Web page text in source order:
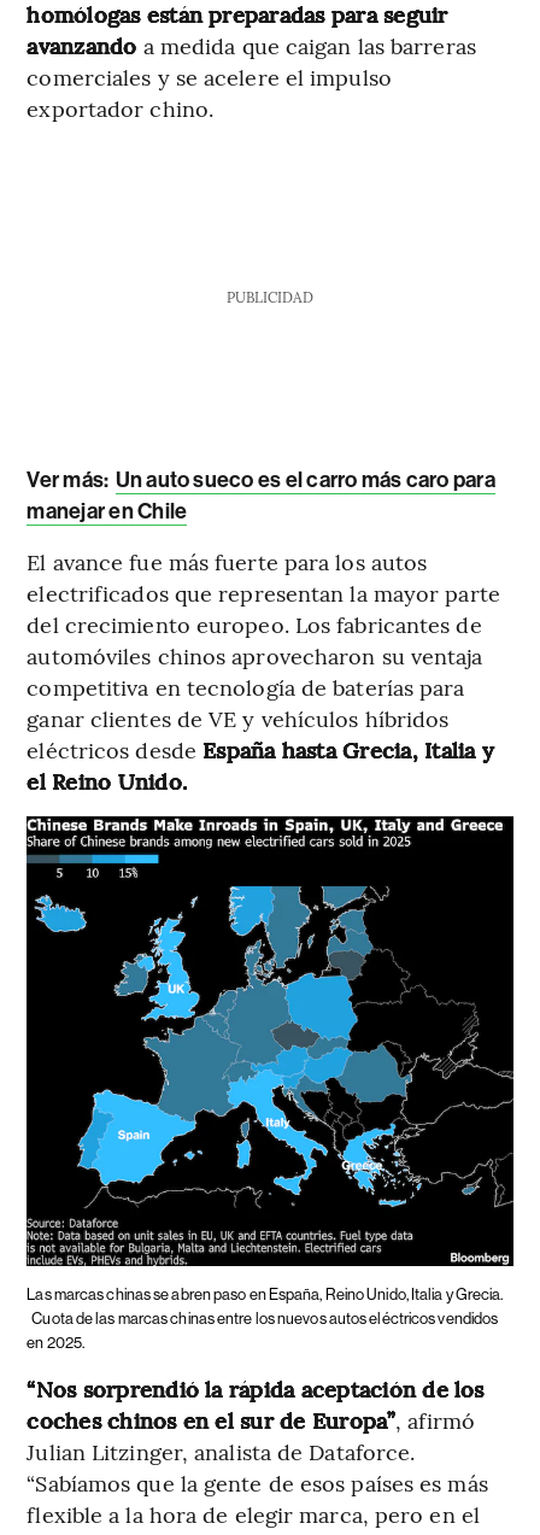
homólogas están preparadas para seguir
avanzando a medida que caigan las barreras
comerciales y se acelere el impulso
exportador chino.
PUBLICIDAD
Ver más: Un auto sueco es el carro más caro para
manejar en Chile
El avance fue más fuerte para los autos
electrificados que representan la mayor parte
del crecimiento europeo. Los fabricantes de
automóviles chinos aprovecharon su ventaja
competitiva en tecnología de baterías para
ganar clientes de VE y vehículos híbridos
eléctricos desde España hasta Grecia, Italia y
el Reino Unido.
Las marcas chinas se abren paso en España, Reino Unido, Italia y Grecia.
Cuota de las marcas chinas entre los nuevos autos eléctricos vendidos
en 2025.
“Nos sorprendió la rápida aceptación de los
coches chinos en el sur de Europa”, afirmó
Julian Litzinger, analista de Dataforce.
“Sabíamos que la gente de esos países es más
flexible a la hora de elegir marca, pero en el